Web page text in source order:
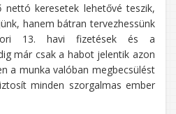
nettó keresetek lehetővé teszik,
hanem bátran tervezhessünk
13. havi fizetések és a
már csak a habot jelentik azon
a munka valóban megbecsülést
minden szorgalmas ember